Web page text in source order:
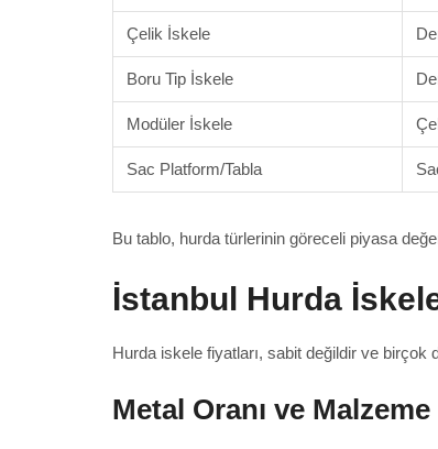
Çelik İskele
Boru Tip İskele
Modüler İskele
Sac Platform/Tabla
Bu tablo, hurda türlerinin göreceli piyasa
İstanbul Hurda
Hurda iskele fiyatları, sabit değildir ve birçok
Metal Oranı ve